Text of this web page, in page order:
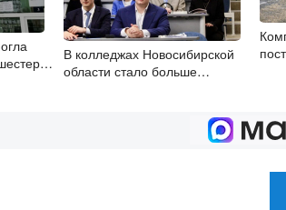
В колледжах Новосибирской
области стало больше